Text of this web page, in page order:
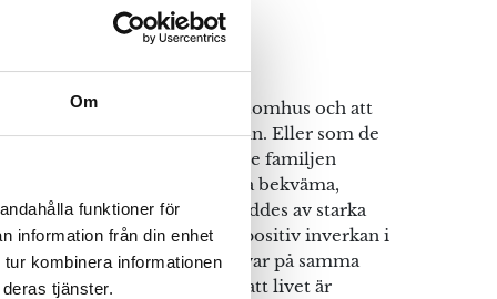
Om
funktioner för
information från din enhet
kombinera informationen
tjänster.
att det känns bra att vara utomhus och att
att må bättre även på insidan. Eller som de
utomhus! 1929 grundade familjen
med visionen att tillverka bekväma,
utomhusmöbler. De vägleddes av starka
för att göra en positiv inverkan i
hundra år senare, är de kvar på samma
efter övertygelsen att livet är